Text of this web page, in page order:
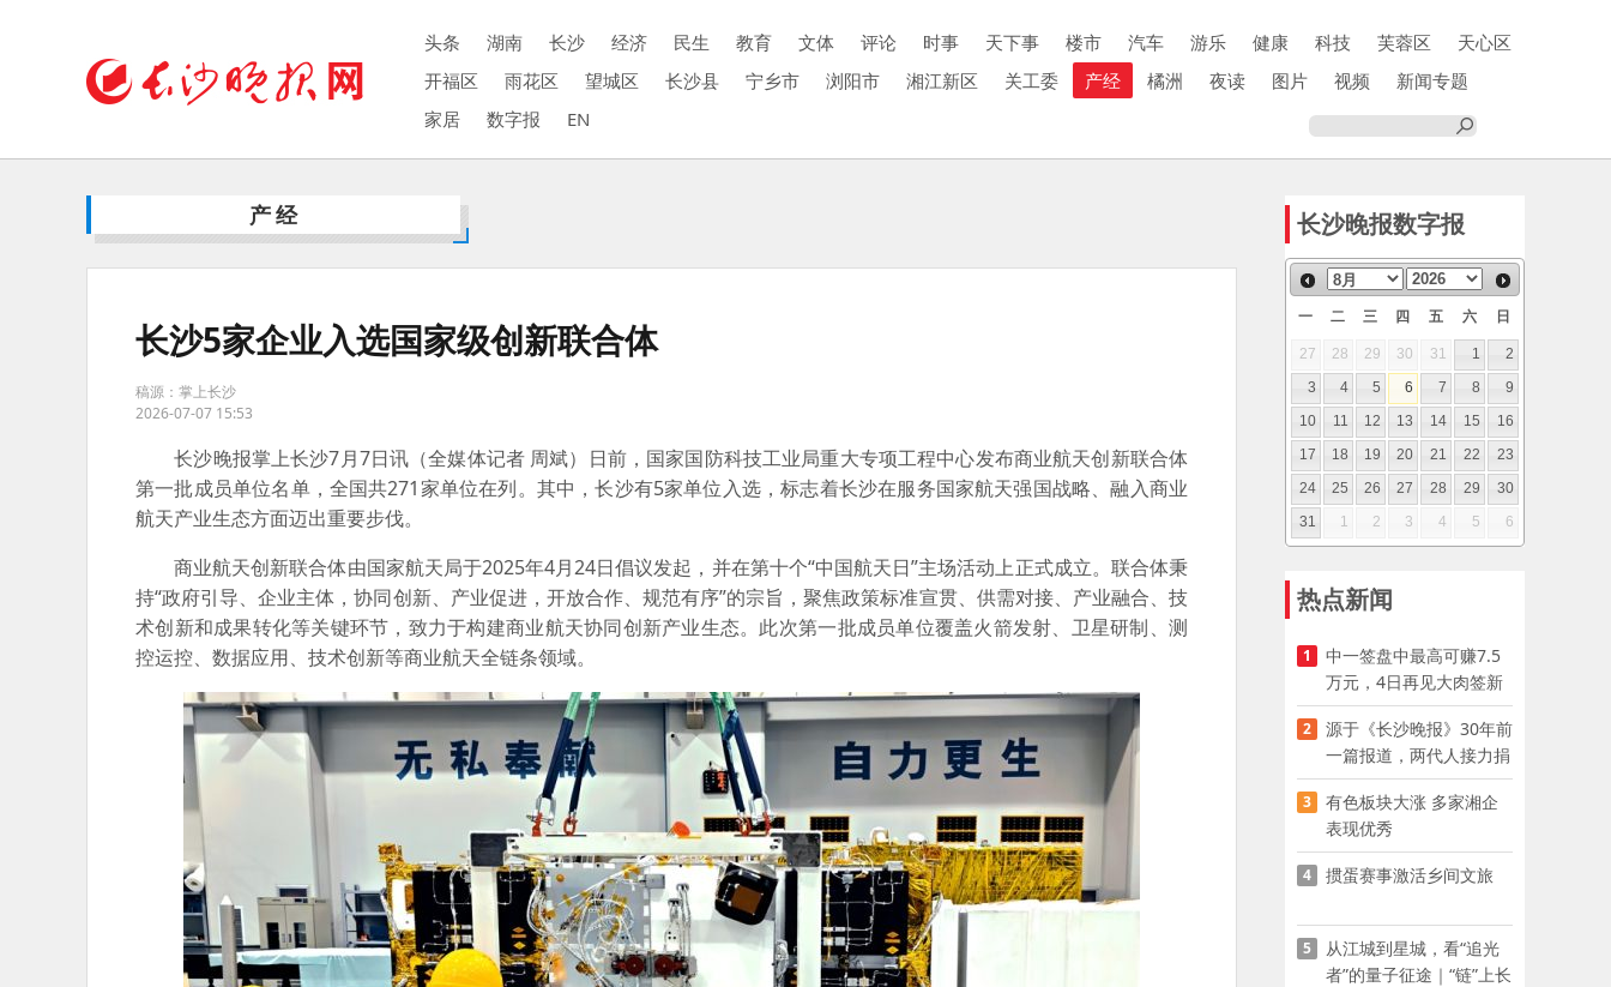
头条 湖南 长沙 经济 民生 教育 文体 评论 时事 天下事 楼市 汽车 游乐 健康 科技 芙蓉区
天心区
开福区
雨花区 望城区 长沙县 宁乡市 浏阳市 湘江新区 关工委 产经 橘洲 夜读 图片 视频
新闻专题
家居
数字报 EN
产经
长沙5家企业入选国家级创新联合体
稿源：掌上长沙
2026-07-07 15:53
长沙晚报掌上长沙7月7日讯 （全媒体记者 周斌）日前，国家国防科技工业局重大专项工程中心发布商业航天创新联合体
第一批成员单位名单，全国共271家单位在列。其中，长沙有5家单位入选，标志着长沙在服务国家航天强国战略、融入商业
航天产业生态方面迈出重要步伐。
商业航天创新联合体由国家航天局于2025年4月24日倡议发起，并在第十个“中国航天日”主场活动上正式成立。联合体秉
持“政府引导、企业主体，协同创新、产业促进，开放合作、规范有序”的宗旨，聚焦政策标准宣贯、供需对接、产业融合、技
术创新和成果转化等关键环节，致力于构建商业航天协同创新产业生态。此次第一批成员单位覆盖火箭发射、卫星研制、测
控运控、数据应用、技术创新等商业航天全链条领域。
长沙晚报数字报
一 二 三 四 五 六 日
27 28 29 30 31 1
2
3
4 5 6 7 8
9
10
11 12 13 14 15
16
17
18 19 20 21 22
23
24
25 26 27 28 29
30
31
1 2 3 4 5 6
热点新闻
1
中一签盘中最高可赚7.5
万元，4日再见大肉签新
股
2
源于《长沙晚报》30年前
一篇报道，两代人接力捐
资助学
3
有色板块大涨 多家湘企
表现优秀
4 掼蛋赛事激活乡间文旅
5
从江城到星城，看“追光
者”的量子征途｜“链”上长